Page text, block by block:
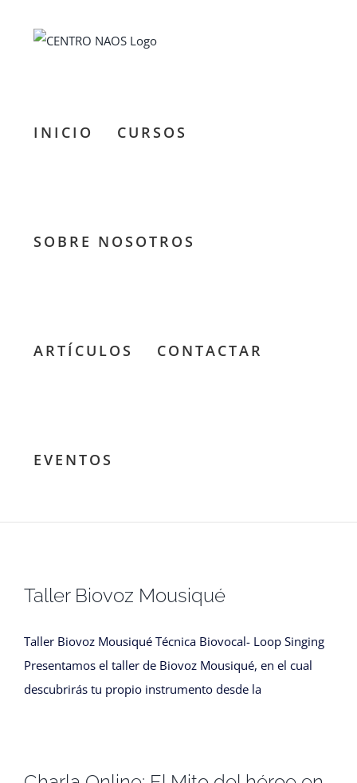
INICIO CURSOS
SOBRE NOSOTROS
ARTÍCULOS CONTACTAR
EVENTOS
Taller Biovoz Mousiqué
Taller Biovoz Mousiqué Técnica Biovocal- Loop Singing
Presentamos el taller de Biovoz Mousiqué, en el cual
descubrirás tu propio instrumento desde la